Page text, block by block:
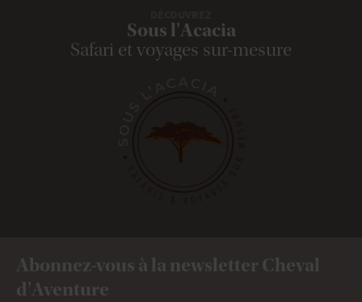
Sous l'Acacia
Safari et voyages sur-mesure
Abonnez-vous à la newsletter Cheval
d'Aventure